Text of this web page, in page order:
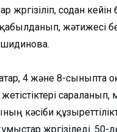
жүргізіліп, содан кейін
жәтижесі
4 және 8-сыныпта
сараланып,
кәсіби
жүргізіледі. 50-